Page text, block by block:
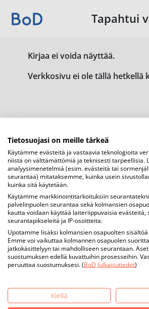
Tapahtui
Kirjaa ei voida näyttää.
Verkkosivu ei ole tällä hetkellä
Tietosuojasi on meille tärkeä
Käytämme evästeitä ja vastaavia teknologioita
niistä on välttämättömiä ja teknisesti tarpeellisia.
analyysimenetelmiä (esim. evästeitä tai
seurantaa) mitataksemme, kuinka usein
kuinka sitä käytetään.
Käytämme markkinointitarkoituksiin
palvelinpuolen seurantaa sekä kolmansien
kautta voidaan käyttää laiteriippuvaisia evästeitä,
seurantapikseleitä ja IP-osoitteita.
Upotamme lisäksi kolmansien osapuolten
Emme voi vaikuttaa kolmannen osapuolen
jatkokäsittelyyn tai mahdolliseen seurantaan.
suostumuksen edellä kuvattuihin prosesseihin.
peruuttaa suostumuksesi. (BoD Julkaisutiedot)
Kiellä